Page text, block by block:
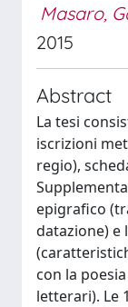
Masaro,
2015
Abstract
La tesi
iscrizioni
regio),
epigrafico
datazione)
con la
letterari). Le